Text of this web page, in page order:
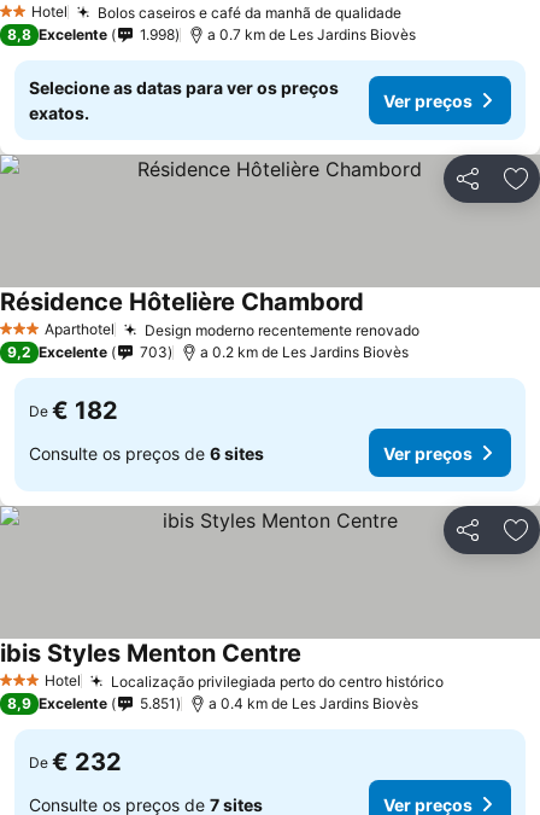
2 Estrelas
Hotel Bolos caseiros e café da manhã de qualidade
8,8 Excelente 1.998 a 0.7 km de Les Jardins Biovès
Selecione as datas para ver os preços
exatos.
Ver preços
Partilhar
3 EstrelasAparthotel Design moderno recentemente renovado
Résidence Hôtelière Chambord
9,2 Excelente 703 a 0.2 km de Les Jardins Biovès
De € 182
Consulte os preços de 6 sites Ver preços
Partilhar
3 EstrelasHotel Localização privilegiada perto do centro histórico
ibis Styles Menton Centre
8,9 Excelente 5.851 a 0.4 km de Les Jardins Biovès
De € 232
Consulte os preços de 7 sites Ver preços